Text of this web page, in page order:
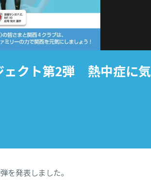
ジェクト第2弾 熱中症に気
を発表しました。